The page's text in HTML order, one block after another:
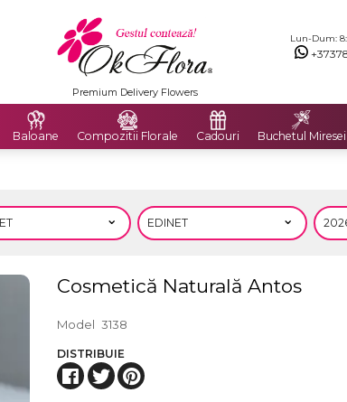
Lun-Dum:
Livrăm flori în Moldova și România
Baloane Compozitii Florale Cadouri Buchetul Miresei
Cosmetică Naturală Antos
Model 3138
DISTRIBUIE